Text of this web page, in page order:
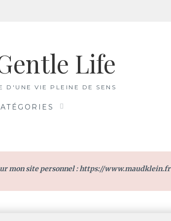
Life
D'UNE VIE PLEINE DE SENS
mon site personnel :https://www.maudklein.fr